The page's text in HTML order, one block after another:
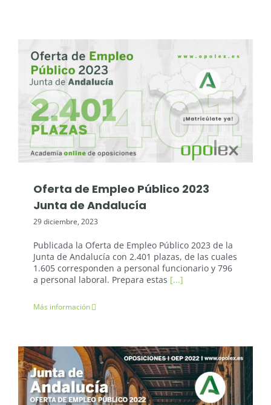
Oposiciones: Junta de Andalucía
Oferta de Empleo Público 2023
Junta de Andalucía
29 diciembre, 2023
Publicada la Oferta de Empleo Público 2023 de la
Junta de Andalucía con 2.401 plazas, de las cuales
1.605 corresponden a personal funcionario y 796
a personal laboral. Prepara estas [...]
Más información